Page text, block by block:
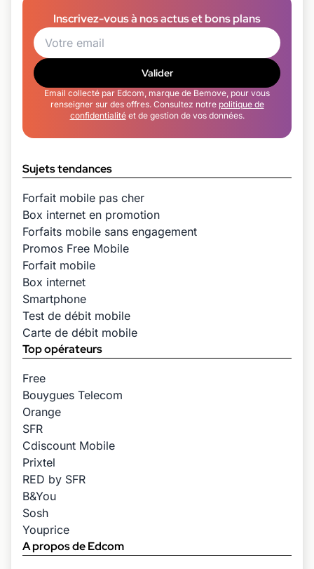
Inscrivez-vous à nos actus et bons plans
Valider
Email collecté par Edcom, marque de Bemove, pour vous
renseigner sur des offres. Consultez notre politique de
confidentialitéet de gestion de vos données.
Sujets tendances
Forfait mobile pas cher
Box internet en promotion
Forfaits mobile sans engagement
Promos Free Mobile
Forfait mobile
Box internet
Smartphone
Test de débit mobile
Carte de débit mobile
Top opérateurs
Free
Bouygues Telecom
Orange
SFR
Cdiscount Mobile
Prixtel
RED by SFR
B&You
Sosh
Youprice
A propos de Edcom